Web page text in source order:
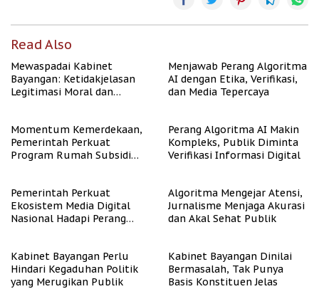
Read Also
Mewaspadai Kabinet
Bayangan: Ketidakjelasan
Legitimasi Moral dan
Menjawab Perang Algoritma
AI dengan Etika, Verifikasi,
dan Media Tepercaya
Momentum Kemerdekaan,
Pemerintah Perkuat
Program Rumah Subsidi
Perang Algoritma AI Makin
Kompleks, Publik Diminta
Verifikasi Informasi Digital
Pemerintah Perkuat
Ekosistem Media Digital
Nasional Hadapi Perang
Algoritma Mengejar Atensi,
Jurnalisme Menjaga Akurasi
dan Akal Sehat Publik
Kabinet Bayangan Perlu
Hindari Kegaduhan Politik
yang Merugikan Publik
Kabinet Bayangan Dinilai
Bermasalah, Tak Punya
Basis Konstituen Jelas